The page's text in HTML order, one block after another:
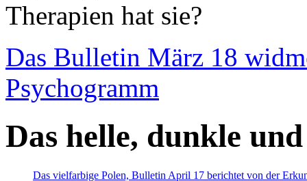
Therapien hat sie?
Das Bulletin März 18
Psychogramm
Das helle, dunkle
Das vielfarbige Polen, Bulletin April 17 berichtet von der